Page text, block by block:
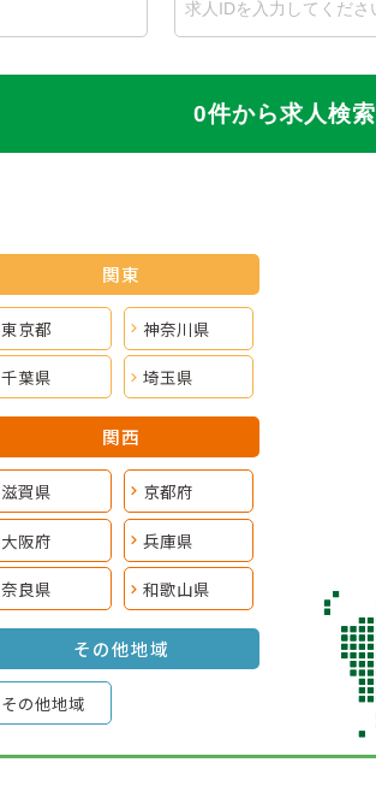
0件から求人検索
関東
東京都 神奈川県
千葉県 埼玉県
関西
滋賀県 京都府
大阪府 兵庫県
奈良県 和歌山県
その他地域
その他地域